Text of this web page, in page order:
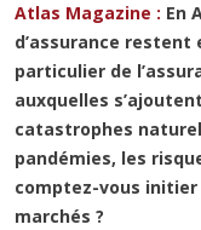
Atlas Magazine : En
d’assurance restent
particulier de
auxquelles
catastrophes
pandémies, les
comptez-vous initier
marchés ?